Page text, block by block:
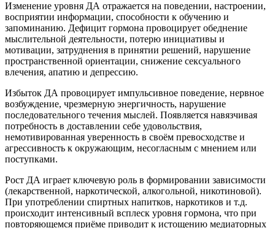
Изменение уровня ДА отражается на поведении, настроении,
восприятии информации, способности к обучению и
запоминанию. Дефицит гормона провоцирует обеднение
мыслительной деятельности, потерю инициативы и
мотивации, затруднения в принятии решений, нарушение
пространственной ориентации, снижение сексуального
влечения, апатию и депрессию.
Избыток ДА провоцирует импульсивное поведение, нервное
возбуждение, чрезмерную энергичность, нарушение
последовательного течения мыслей. Появляется навязчивая
потребность в доставлении себе удовольствия,
немотивированная уверенность в своём превосходстве и
агрессивность к окружающим, несогласным с мнением или
поступками.
Рост ДА играет ключевую роль в формировании зависимости
(лекарственной, наркотической, алкогольной, никотиновой).
При употреблении спиртных напитков, наркотиков и т.д.
происходит интенсивный всплеск уровня гормона, что при
повторяющемся приёме приводит к истощению медиаторных